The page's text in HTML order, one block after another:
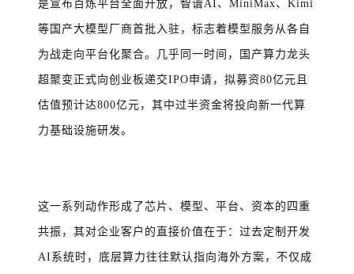
是宣布百炼平台全面开放，智谱AI、MiniMax、Kimi
等国产大模型厂商首批入驻，标志着模型服务从各自
为战走向平台化聚合。几乎同一时间，国产算力龙头
超聚变正式向创业板递交IPO申请，拟募资80亿元且
估值预计达800亿元，其中过半资金将投向新一代算
力基础设施研发。
这一系列动作形成了芯片、模型、平台、资本的四重
共振，其对企业客户的直接价值在于：过去定制开发
AI系统时，底层算力往往默认指向海外方案，不仅成